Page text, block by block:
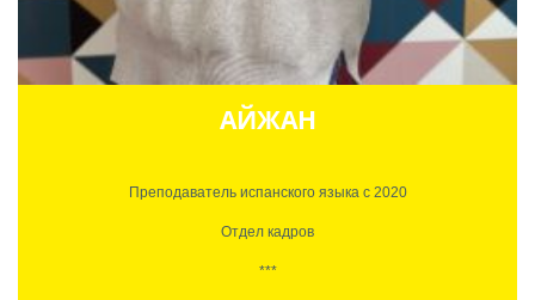
Учитель и мама одновременно. На её активных занятиях вам будет
весело. Её ученики продвигаются быстрыми темпами.
АЙЖАН
Преподаватель испанского языка с 2020
Отдел кадров
***